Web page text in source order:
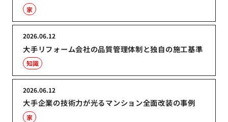
家
大手リフォーム会社の品質管理体制と独自の施工基準
2026.06.12
知識
大手企業の技術力が光るマンション全面改装の事例
2026.06.12
家